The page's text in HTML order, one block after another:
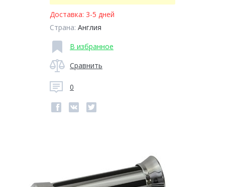
Доставка: 3-5 дней
Страна: Англия
В избранное
Сравнить
0